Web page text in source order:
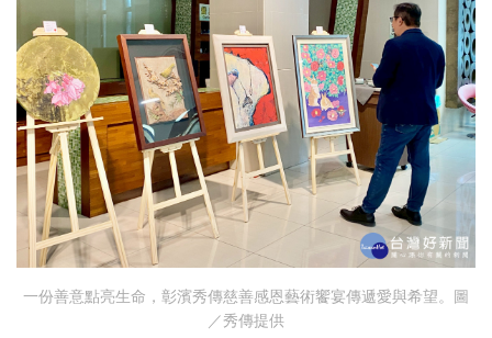
一份善意點亮生命，彰濱秀傳慈善感恩藝術饗宴傳遞愛與希望。圖
／秀傳提供